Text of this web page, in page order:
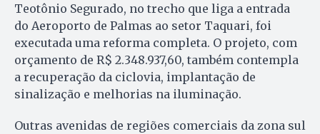
Teotônio Segurado, no trecho que liga a entrada
do Aeroporto de Palmas ao setor Taquari, foi
executada uma reforma completa. O projeto, com
orçamento de R$ 2.348.937,60, também contempla
a recuperação da ciclovia, implantação de
sinalização e melhorias na iluminação.
Outras avenidas de regiões comerciais da zona sul